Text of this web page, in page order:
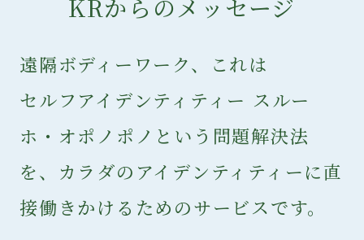
KRからのメッセージ
遠隔ボディーワーク、これは
セルフアイデンティティー スルー
ホ・オポノポノ という問題解決法
を、カラダのアイデンティティーに直
接働きかけるためのサービスです。